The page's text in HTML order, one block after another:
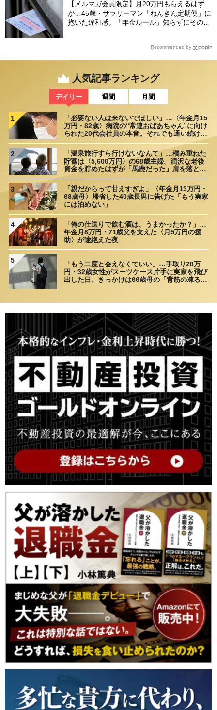
【メルマガ会員限定】月20万円もらえるはず
が…45歳・サラリーマン「ねんきん定期便」に
抱いた違和感。「年金ルール」知らずにそのま
Recommended by
人気記事ランキング
デイリー 週間 月間
1
「必要ない人は来ないでほしい」…〈年金月15
万円・82歳〉病院の“常連おばあちゃん”に向け
られた20代会社員の本音。それでも通い続ける
2
「温泉旅行すら行けないなんて」…積み重ねた
貯蓄は〈5,600万円〉の68歳主婦。潤沢な老後
資金を貯めたはずが「馬鹿だった」肩を落とす
3
「親だからって甘えすぎよ」〈年金月13万円・
68歳母〉帰省した40歳長男に告げた「もう実家
には泊めない」
4
「俺の仕送りで飲む酒は、うまかったか？」…
年金月8万円・71歳父を支えた〈月5万円の援
助〉が途絶えた夜
5
「もう二度と会えなくていい」…手取り28万
円・32歳女性がスーツケース片手に実家を飛び
出した日。きっかけは66歳母の「背筋の凍る一